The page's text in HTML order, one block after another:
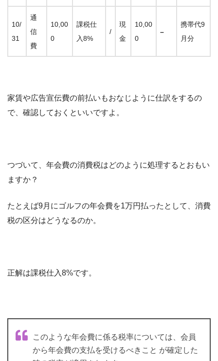
10/
31
通
信
費
10,00
0
課税仕
入8%
/
現
金
10,00
0
–
携帯代9
月分
家賃や広告宣伝費の前払いもおなじように仕訳をするの
で、確認しておくといいですよ。
つづいて、年会費の消費税はどのように処理するとおもい
ますか？
たとえば9月にゴルフの年会費を1万円払ったとして、消費
税の区分はどうなるのか。
正解は課税仕入8%です。
このような年会費に係る税率については、会員
から年会費の支払を受けるべきこと が確定した